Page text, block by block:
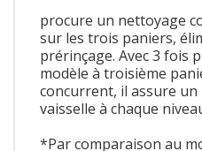
procure un nettoyage
sur les trois paniers,
prérinçage. Avec 3 fois
modèle à troisième
concurrent, il assure un
vaisselle à chaque
*Par comparaison au